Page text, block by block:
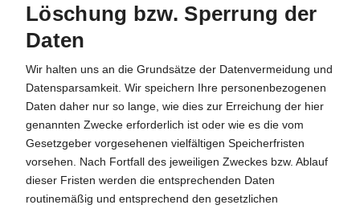
Löschung bzw. Sperrung der
Daten
Wir halten uns an die Grundsätze der Datenvermeidung und
Datensparsamkeit. Wir speichern Ihre personenbezogenen
Daten daher nur so lange, wie dies zur Erreichung der hier
genannten Zwecke erforderlich ist oder wie es die vom
Gesetzgeber vorgesehenen vielfältigen Speicherfristen
vorsehen. Nach Fortfall des jeweiligen Zweckes bzw. Ablauf
dieser Fristen werden die entsprechenden Daten
routinemäßig und entsprechend den gesetzlichen